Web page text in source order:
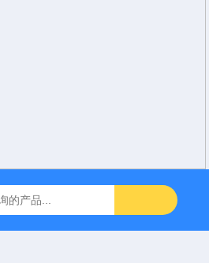
FT-1000非接触眼压计 飞利